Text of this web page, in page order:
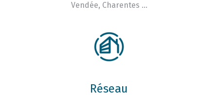
Vendée, Charentes …
Réseau